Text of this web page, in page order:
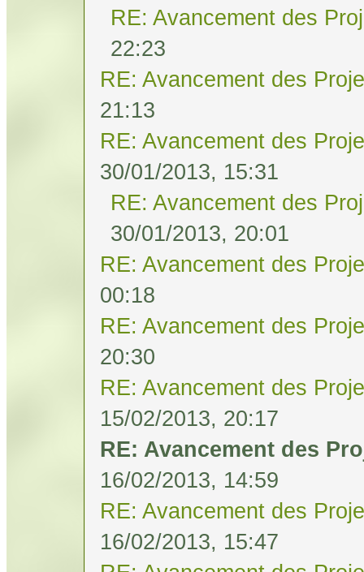
RE: Avancement des
22:23
RE: Avancement des
21:13
RE: Avancement des
30/01/2013, 15:31
RE: Avancement des
30/01/2013, 20:01
RE: Avancement des
00:18
RE: Avancement des
20:30
RE: Avancement des
15/02/2013, 20:17
RE: Avancement des
16/02/2013, 14:59
RE: Avancement des
16/02/2013, 15:47